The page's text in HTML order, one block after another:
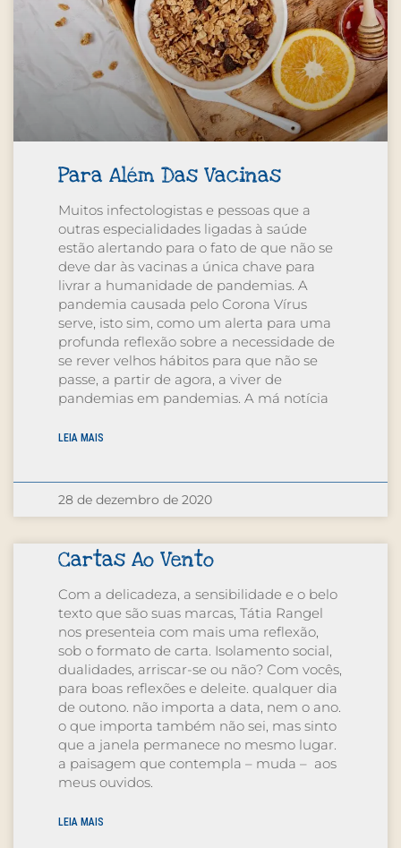
Para Além Das Vacinas
Muitos infectologistas e pessoas que a
outras especialidades ligadas à saúde
estão alertando para o fato de que não se
deve dar às vacinas a única chave para
livrar a humanidade de pandemias. A
pandemia causada pelo Corona Vírus
serve, isto sim, como um alerta para uma
profunda reflexão sobre a necessidade de
se rever velhos hábitos para que não se
passe, a partir de agora, a viver de
pandemias em pandemias. A má notícia
LEIA MAIS
28 de dezembro de 2020
Cartas Ao Vento
Com a delicadeza, a sensibilidade e o belo
texto que são suas marcas, Tátia Rangel
nos presenteia com mais uma reflexão,
sob o formato de carta. Isolamento social,
dualidades, arriscar-se ou não? Com vocês,
para boas reflexões e deleite. qualquer dia
de outono. não importa a data, nem o ano.
o que importa também não sei, mas sinto
que a janela permanece no mesmo lugar.
a paisagem que contempla – muda – aos
meus ouvidos.
LEIA MAIS